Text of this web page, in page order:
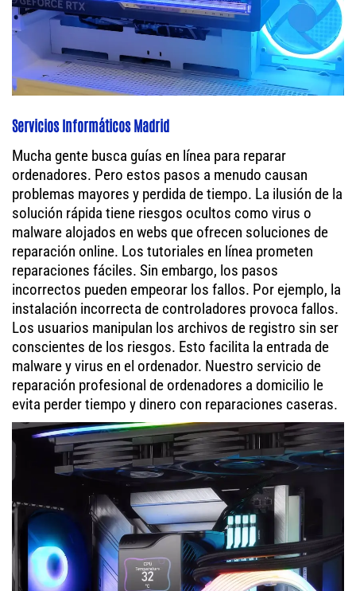
Servicios Informáticos Madrid
Mucha gente busca guías en línea para reparar
ordenadores. Pero estos pasos a menudo causan
problemas mayores y perdida de tiempo. La ilusión de la
solución rápida tiene riesgos ocultos como virus o
malware alojados en webs que ofrecen soluciones de
reparación online. Los tutoriales en línea prometen
reparaciones fáciles. Sin embargo, los pasos
incorrectos pueden empeorar los fallos. Por ejemplo, la
instalación incorrecta de controladores provoca fallos.
Los usuarios manipulan los archivos de registro sin ser
conscientes de los riesgos. Esto facilita la entrada de
malware y virus en el ordenador. Nuestro servicio de
reparación profesional de ordenadores a domicilio le
evita perder tiempo y dinero con reparaciones caseras.